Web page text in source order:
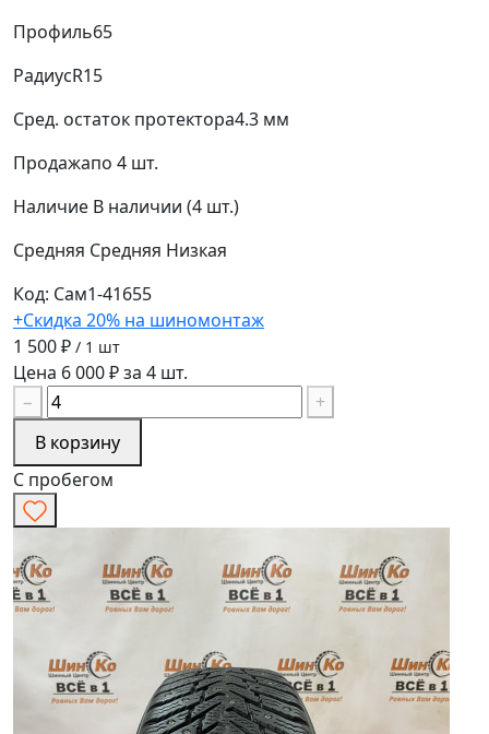
Профиль65
РадиусR15
Сред. остаток протектора4.3 мм
Продажапо 4 шт.
Наличие В наличии (4 шт.)
Средняя Средняя Низкая
Код: Сам1-41655
+Скидка 20% на шиномонтаж
1 500 ₽ / 1 шт
Цена 6 000 ₽ за 4 шт.
−
+
В корзину
С пробегом